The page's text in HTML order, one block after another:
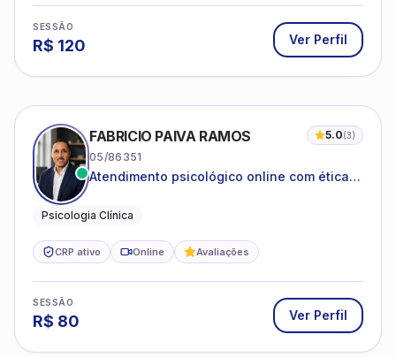
SESSÃO
R$ 120 Ver Perfil
FABRICIO PAIVA RAMOS 5.0(3)
05/86351
Atendimento psicológico online com ética,
Psicologia Clínica
CRP ativo Online Avaliações
SESSÃO
R$ 80 Ver Perfil